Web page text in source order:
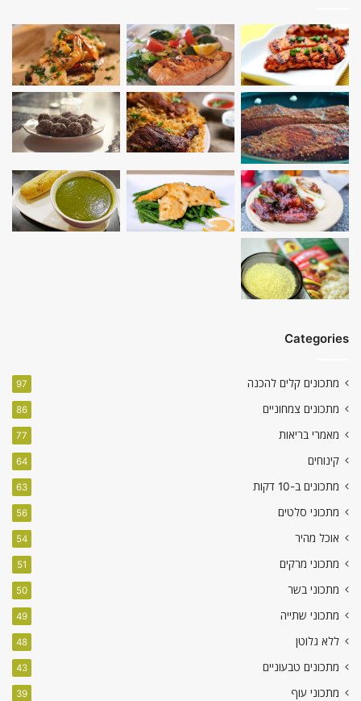
Categories
מתכונים קלים להכנה 97
מתכונים צמחוניים 86
מאמרי בריאות 77
קינוחים 64
מתכונים ב-10 דקות 63
מתכוני סלטים 56
אוכל מהיר 54
מתכוני מרקים 51
מתכוני בשר 50
מתכוני שתייה 49
ללא גלוטן 48
מתכונים טבעוניים 43
מתכוני עוף 39